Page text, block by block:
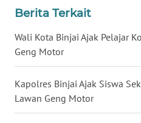
Berita Terkait
Wali Kota Binjai Ajak Pelajar
Geng Motor
Kapolres Binjai Ajak Siswa
Lawan Geng Motor
WN